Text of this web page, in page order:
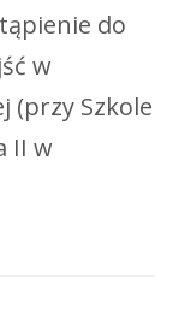
do
w
(przy Szkole
II w